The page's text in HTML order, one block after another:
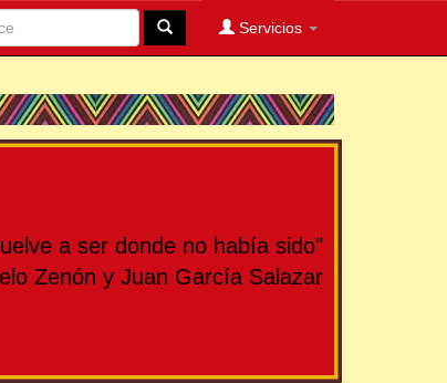
Servicios
a ser donde no había sido"
Zenón y Juan García Salazar